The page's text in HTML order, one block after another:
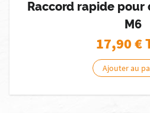
Raccord rapide pour
M6
17,90€
Ajouter au